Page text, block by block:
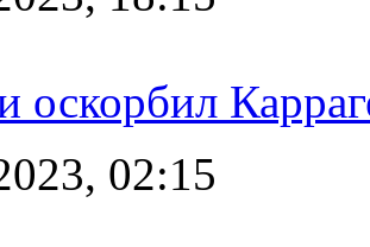
оскорбил
02:15